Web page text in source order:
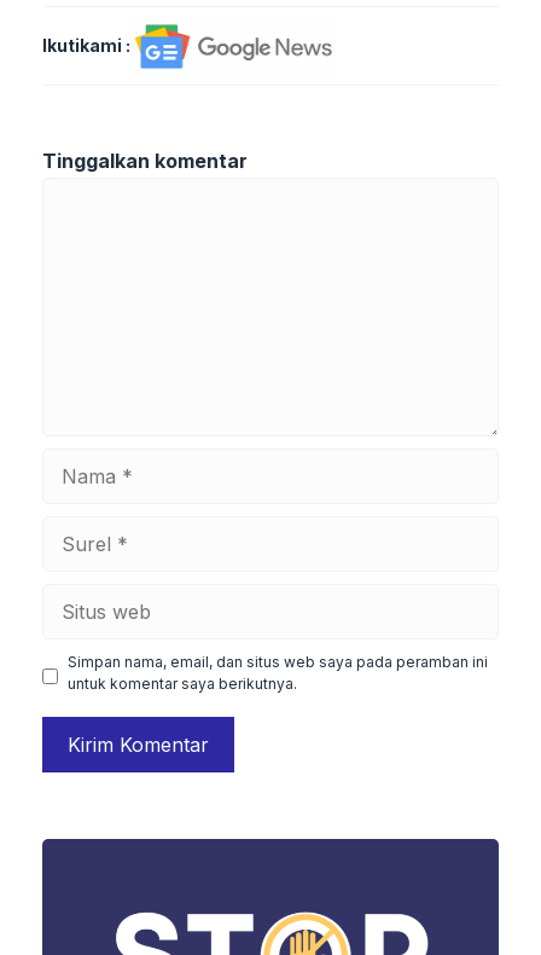
Ikutikami :
Tinggalkan komentar
Simpan nama, email, dan situs web saya pada peramban ini
untuk komentar saya berikutnya.